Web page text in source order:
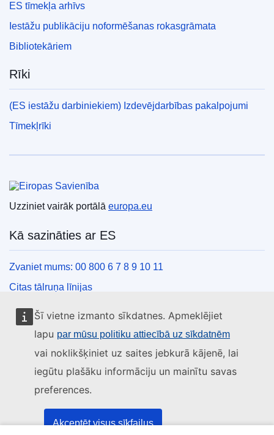
Šī vietne izmanto sīkdatnes. Apmeklējiet
lapu par mūsu politiku attiecībā uz sīkdatnēm
vai noklikšķiniet uz saites jebkurā kājenē, lai
iegūtu plašāku informāciju un mainītu savas
preferences.
Akceptēt visus sīkfailus
ES tīmekļa arhīvs
Iestāžu publikāciju noformēšanas rokasgrāmata
Bibliotekāriem
Rīki
(ES iestāžu darbiniekiem) Izdevējdarbības pakalpojumi
Tīmekļrīki
Uzziniet vairāk portālā europa.eu
Kā sazināties ar ES
Zvaniet mums: 00 800 6 7 8 9 10 11
Citas tālruņa līnijas
Saziņas veidlapa
ES centru kontaktinformācija
Sociālie mediji
ES konti sociālajos medijos
ES iestādes un struktūras